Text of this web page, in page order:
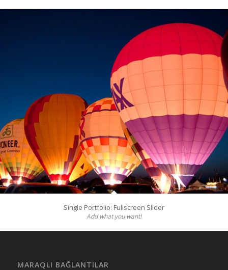
Single Portfolio: Fullscreen Slider
Add what you want!
MARAQLI BAĞLANTILAR